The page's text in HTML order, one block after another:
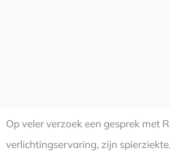
Op veler verzoek een gesprek met
verlichtingservaring, zijn